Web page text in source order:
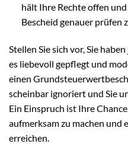
hält Ihre Rechte offen
Bescheid genauer prüfen
Stellen Sie sich vor, Sie
es liebevoll gepflegt und
einen
scheinbar ignoriert und Sie
Ein Einspruch ist Ihre
aufmerksam zu machen und
erreichen.